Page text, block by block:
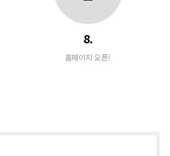
8.
홈페이지 오픈!